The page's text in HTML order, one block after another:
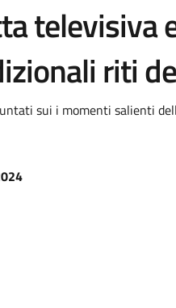
televisiva
riti
sui i momenti salienti